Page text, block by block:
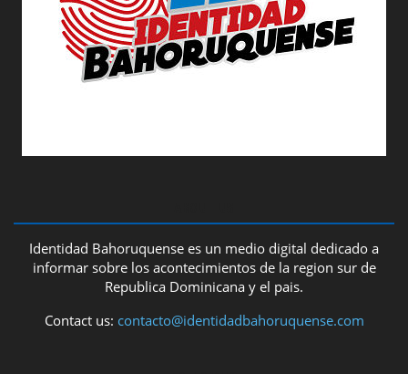
Identidad Bahoruquense es un medio digital dedicado a
informar sobre los acontecimientos de la region sur de
Republica Dominicana y el pais.
Contact us: contacto@identidadbahoruquense.com